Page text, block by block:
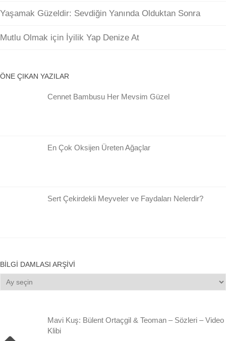
Yaşamak Güzeldir: Sevdiğin Yanında Olduktan Sonra
Mutlu Olmak için İyilik Yap Denize At
ÖNE ÇIKAN YAZILAR
Cennet Bambusu Her Mevsim Güzel
En Çok Oksijen Üreten Ağaçlar
Sert Çekirdekli Meyveler ve Faydaları Nelerdir?
BILGI DAMLASI ARŞIVI
Bilgi
Damlası
Mavi Kuş: Bülent Ortaçgil & Teoman – Sözleri – Video
Klibi